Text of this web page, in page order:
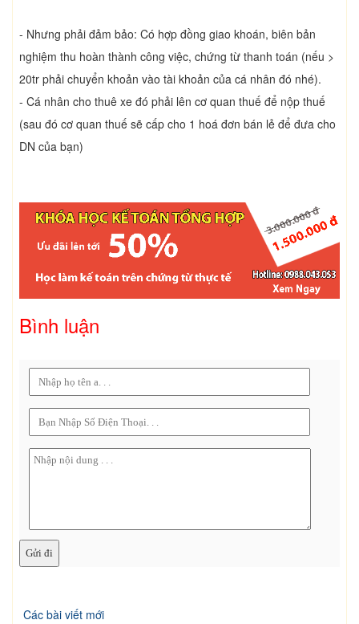
- Nhưng phải đảm bảo: Có hợp đồng giao khoán, biên bản
nghiệm thu hoàn thành công việc, chứng từ thanh toán (nếu >
20tr phải chuyển khoản vào tài khoản của cá nhân đó nhé).
- Cá nhân cho thuê xe đó phải lên cơ quan thuế để nộp thuế
(sau đó cơ quan thuế sẽ cấp cho 1 hoá đơn bán lẻ để đưa cho
DN của bạn)
Bình luận
Các bài viết mới